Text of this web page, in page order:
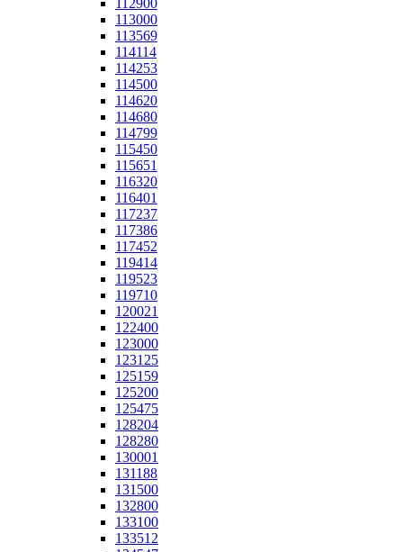
113000
113569
114114
114253
114500
114620
114680
114799
115450
115651
116320
116401
117237
117386
117452
119414
119523
119710
120021
122400
123000
123125
125159
125200
125475
128204
128280
130001
131188
131500
132800
133100
133512